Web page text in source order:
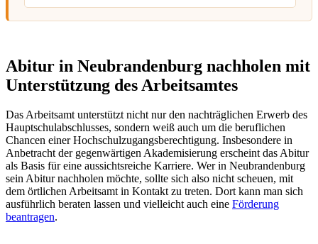
Abitur in Neubrandenburg nachholen mit
Unterstützung des Arbeitsamtes
Das Arbeitsamt unterstützt nicht nur den nachträglichen Erwerb des
Hauptschulabschlusses, sondern weiß auch um die beruflichen
Chancen einer Hochschulzugangsberechtigung. Insbesondere in
Anbetracht der gegenwärtigen Akademisierung erscheint das Abitur
als Basis für eine aussichtsreiche Karriere. Wer in Neubrandenburg
sein Abitur nachholen möchte, sollte sich also nicht scheuen, mit
dem örtlichen Arbeitsamt in Kontakt zu treten. Dort kann man sich
ausführlich beraten lassen und vielleicht auch eine Förderung
beantragen.